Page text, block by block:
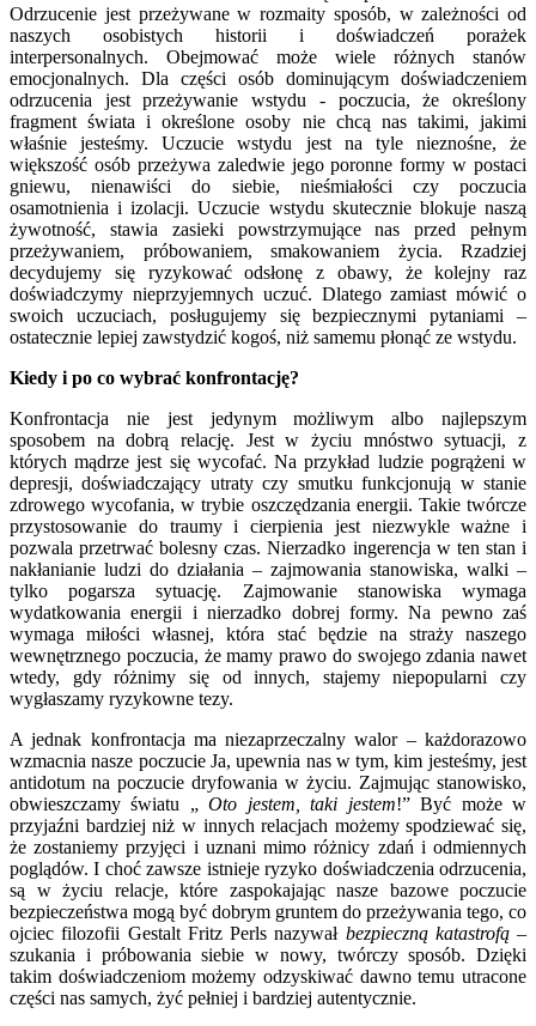
Odrzucenie jest przeżywane w rozmaity sposób, w zależności od
naszych osobistych historii i doświadczeń porażek
interpersonalnych. Obejmować może wiele różnych stanów
emocjonalnych. Dla części osób dominującym doświadczeniem
odrzucenia jest przeżywanie wstydu - poczucia, że określony
fragment świata i określone osoby nie chcą nas takimi, jakimi
właśnie jesteśmy. Uczucie wstydu jest na tyle nieznośne, że
większość osób przeżywa zaledwie jego poronne formy w postaci
gniewu, nienawiści do siebie, nieśmiałości czy poczucia
osamotnienia i izolacji. Uczucie wstydu skutecznie blokuje naszą
żywotność, stawia zasieki powstrzymujące nas przed pełnym
przeżywaniem, próbowaniem, smakowaniem życia. Rzadziej
decydujemy się ryzykować odsłonę z obawy, że kolejny raz
doświadczymy nieprzyjemnych uczuć. Dlatego zamiast mówić o
swoich uczuciach, posługujemy się bezpiecznymi pytaniami –
ostatecznie lepiej zawstydzić kogoś, niż samemu płonąć ze wstydu.
Kiedy i po co wybrać konfrontację?
Konfrontacja nie jest jedynym możliwym albo najlepszym
sposobem na dobrą relację. Jest w życiu mnóstwo sytuacji, z
których mądrze jest się wycofać. Na przykład ludzie pogrążeni w
depresji, doświadczający utraty czy smutku funkcjonują w stanie
zdrowego wycofania, w trybie oszczędzania energii. Takie twórcze
przystosowanie do traumy i cierpienia jest niezwykle ważne i
pozwala przetrwać bolesny czas. Nierzadko ingerencja w ten stan i
nakłanianie ludzi do działania – zajmowania stanowiska, walki –
tylko pogarsza sytuację. Zajmowanie stanowiska wymaga
wydatkowania energii i nierzadko dobrej formy. Na pewno zaś
wymaga miłości własnej, która stać będzie na straży naszego
wewnętrznego poczucia, że mamy prawo do swojego zdania nawet
wtedy, gdy różnimy się od innych, stajemy niepopularni czy
wygłaszamy ryzykowne tezy.
A jednak konfrontacja ma niezaprzeczalny walor – każdorazowo
wzmacnia nasze poczucie Ja, upewnia nas w tym, kim jesteśmy, jest
antidotum na poczucie dryfowania w życiu. Zajmując stanowisko,
obwieszczamy światu „Oto jestem, taki jestem!” Być może w
przyjaźni bardziej niż w innych relacjach możemy spodziewać się,
że zostaniemy przyjęci i uznani mimo różnicy zdań i odmiennych
poglądów. I choć zawsze istnieje ryzyko doświadczenia odrzucenia,
są w życiu relacje, które zaspokajając nasze bazowe poczucie
bezpieczeństwa mogą być dobrym gruntem do przeżywania tego, co
ojciec filozofii Gestalt Fritz Perls nazywał bezpieczną katastrofą –
szukania i próbowania siebie w nowy, twórczy sposób. Dzięki
takim doświadczeniom możemy odzyskiwać dawno temu utracone
części nas samych, żyć pełniej i bardziej autentycznie.